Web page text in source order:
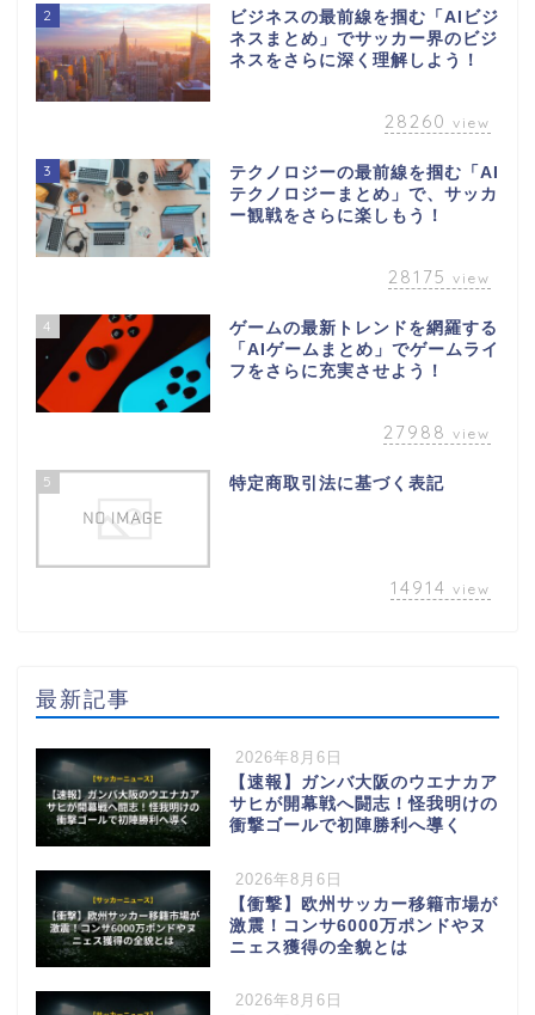
2
ビジネスの最前線を掴む「AIビジ
ネスまとめ」でサッカー界のビジ
ネスをさらに深く理解しよう！
28260 view
3
テクノロジーの最前線を掴む「AI
テクノロジーまとめ」で、サッカ
ー観戦をさらに楽しもう！
28175 view
4
ゲームの最新トレンドを網羅する
「AIゲームまとめ」でゲームライ
フをさらに充実させよう！
27988 view
5 特定商取引法に基づく表記
14914 view
最新記事
2026年8月6日
【速報】ガンバ大阪のウエナカア
サヒが開幕戦へ闘志！怪我明けの
衝撃ゴールで初陣勝利へ導く
2026年8月6日
【衝撃】欧州サッカー移籍市場が
激震！コンサ6000万ポンドやヌ
ニェス獲得の全貌とは
2026年8月6日